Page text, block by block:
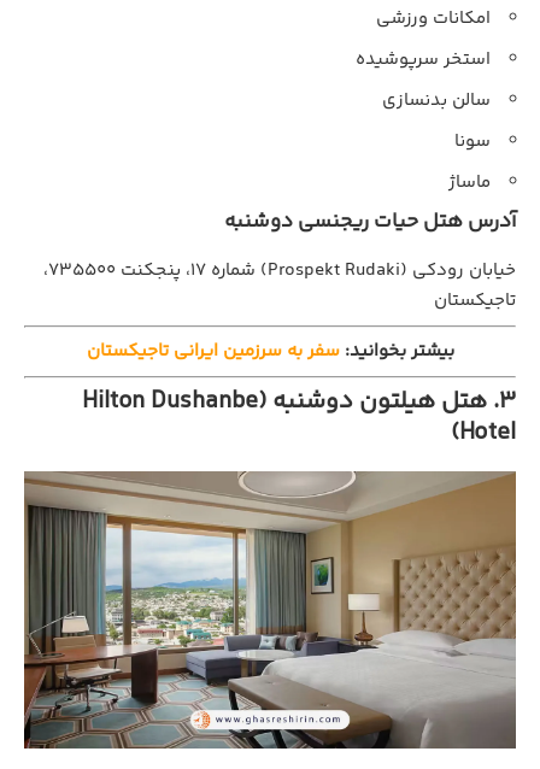
امکانات ورزشی
استخر سرپوشیده
سالن بدنسازی
سونا
ماساژ
آدرس هتل حیات ریجنسی دوشنبه
خیابان رودکی (Prospekt Rudaki) شماره ۱۷، پنجکنت ۷۳۵۵۰۰،
تاجیکستان
بیشتر بخوانید: سفر به سرزمین ایرانی تاجیکستان
3. هتل هیلتون دوشنبه (Hilton Dushanbe
Hotel)